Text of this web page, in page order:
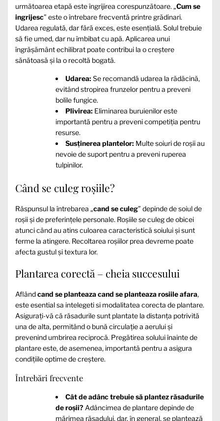
următoarea etapă este îngrijirea corespunzătoare. „Cum se
ingrijesc” este o întrebare frecventă printre grădinari.
Udarea regulată, dar fără exces, este esențială. Solul trebuie
să fie umed, dar nu îmbibat cu apă. Aplicarea unui
îngrășământ echilibrat poate contribui la o creștere
sănătoasă și la o recoltă bogată.
Udarea: Se recomandă udarea la rădăcină,
evitând stropirea frunzelor pentru a preveni
bolile fungice.
Plivirea: Eliminarea buruienilor este
importantă pentru a preveni competiția pentru
resurse.
Susținerea plantelor: Multe soiuri de roșii au
nevoie de suport pentru a preveni ruperea
tulpinilor.
Când se culeg roșiile?
Răspunsul la întrebarea „cand se culeg” depinde de soiul de
roșii și de preferințele personale. Roșiile se culeg de obicei
atunci când au atins culoarea caracteristică soiului și sunt
ferme la atingere. Recoltarea roșiilor prea devreme poate
afecta gustul și textura lor.
Plantarea corectă – cheia succesului
Aflândcand se planteaza cand se planteaza rosiile afara,
este esential sa intelegeti si modalitatea corecta de plantare.
Asigurați-vă că răsadurile sunt plantate la distanța potrivită
una de alta, permitând o bună circulație a aerului și
prevenind umbrirea reciprocă. Pregătirea solului înainte de
plantare este, de asemenea, importantă pentru a asigura
condițiile optime de creștere.
Întrebări frecvente
Cât de adânc trebuie să plantez răsadurile
de roșii? Adâncimea de plantare depinde de
mărimea răsadului, dar, în general, se plantează